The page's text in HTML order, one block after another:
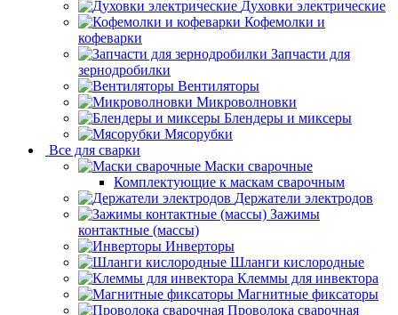
Духовки электрические
Кофемолки и
кофеварки
Запчасти для
зернодробилки
Вентиляторы
Микроволновки
Блендеры и миксеры
Мясорубки
Все для сварки
Маски сварочные
Комплектующие к маскам сварочным
Держатели электродов
Зажимы
контактные (массы)
Инверторы
Шланги кислородные
Клеммы для инвектора
Магнитные фиксаторы
Проволока сварочная